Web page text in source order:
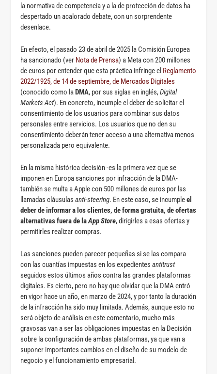
la normativa de competencia y a la de protección de datos ha
despertado un acalorado debate, con un sorprendente
desenlace.
En efecto, el pasado 23 de abril de 2025 la Comisión Europea
ha sancionado (ver Nota de Prensa) a Meta con 200 millones
de euros por entender que esta práctica infringe el Reglamento
2022/1925, de 14 de septiembre, de Mercados Digitales
(conocido como laDMA, por sus siglas en inglés,Digital
Markets Act). En concreto, incumple el deber de solicitar el
consentimiento de los usuarios para combinar sus datos
personales entre servicios. Los usuarios que no den su
consentimiento deberán tener acceso a una alternativa menos
personalizada pero equivalente.
En la misma histórica decisión -es la primera vez que se
imponen en Europa sanciones por infracción de la DMA-
también se multa a Apple con 500 millones de euros por las
llamadas cláusulasanti-steering. En este caso, se incumpleel
deber de informar a los clientes, de forma gratuita, de ofertas
alternativas fuera de laApp Store, dirigirles a esas ofertas y
permitirles realizar compras.
Las sanciones pueden parecer pequeñas si se las compara
con las cuantías impuestas en los expedientesantitrust
seguidos estos últimos años contra las grandes plataformas
digitales. Es cierto, pero no hay que olvidar que la DMA entró
en vigor hace un año, en marzo de 2024, y por tanto la duración
de la infracción ha sido muy limitada. Además, aunque esto no
será objeto de análisis en este comentario, mucho más
gravosas van a ser las obligaciones impuestas en la Decisión
sobre la configuración de ambas plataformas, ya que van a
suponer importantes cambios en el diseño de su modelo de
negocio y el funcionamiento empresarial.